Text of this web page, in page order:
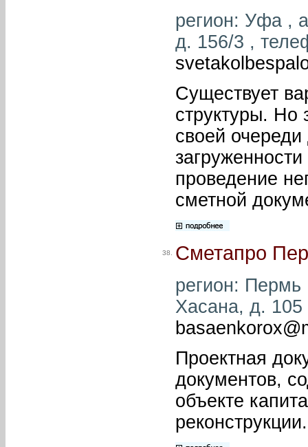
регион: Уфа ,
д. 156/3 ,
Существует
структуры. Но
своей
проведение
сметной
38. Сметапро
регион: Пермь
Хасана, д.
Проектная
документов,
объекте
реконструкции.